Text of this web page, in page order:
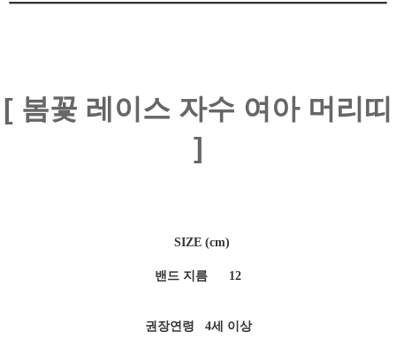
[ 봄꽃 레이스 자수 여아 머리띠
]
SIZE (cm)
밴드 지름 12
권장연령 4세 이상